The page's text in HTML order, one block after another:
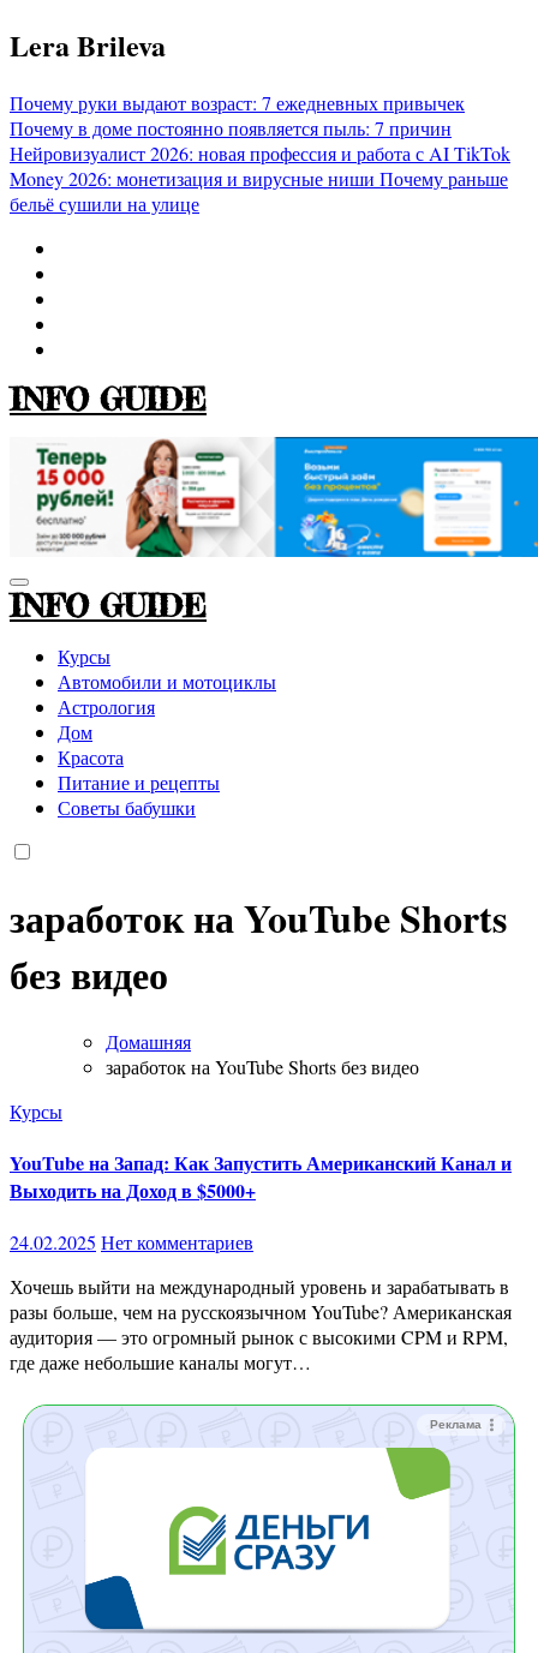
Перейти
к
Lera Brileva
Почему руки выдают возраст: 7 ежедневных привычек
Почему в доме постоянно появляется пыль: 7 причин
Нейровизуалист 2026: новая профессия и работа с AITikTok
Money 2026: монетизация и вирусные ниши Почему раньше
бельё сушили на улице
INFO GUIDE
INFO GUIDE
Курсы
Автомобили и мотоциклы
Астрология
Дом
Красота
Питание и рецепты
Советы бабушки
заработок на YouTube Shorts
без видео
Домашняя
заработок на YouTube Shorts без видео
Курсы
YouTube на Запад: Как Запустить Американский Канал и
Выходить на Доход в $5000+
24.02.2025 Нет комментариев
Хочешь выйти на международный уровень и зарабатывать в
разы больше, чем на русскоязычном YouTube? Американская
аудитория — это огромный рынок с высокими CPM и RPM,
где даже небольшие каналы могут…
Реклама